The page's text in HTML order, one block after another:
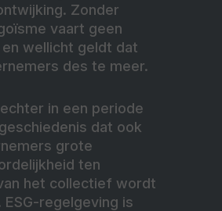
Zonder
vaart geen
wellicht geldt dat
des te meer.
in een periode
dat ook
grote
ten
het collectief wordt
ESG-regelgeving is